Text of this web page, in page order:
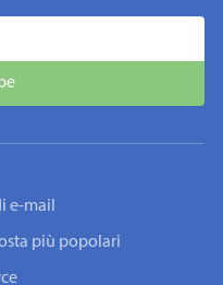
e-mail
più popolari